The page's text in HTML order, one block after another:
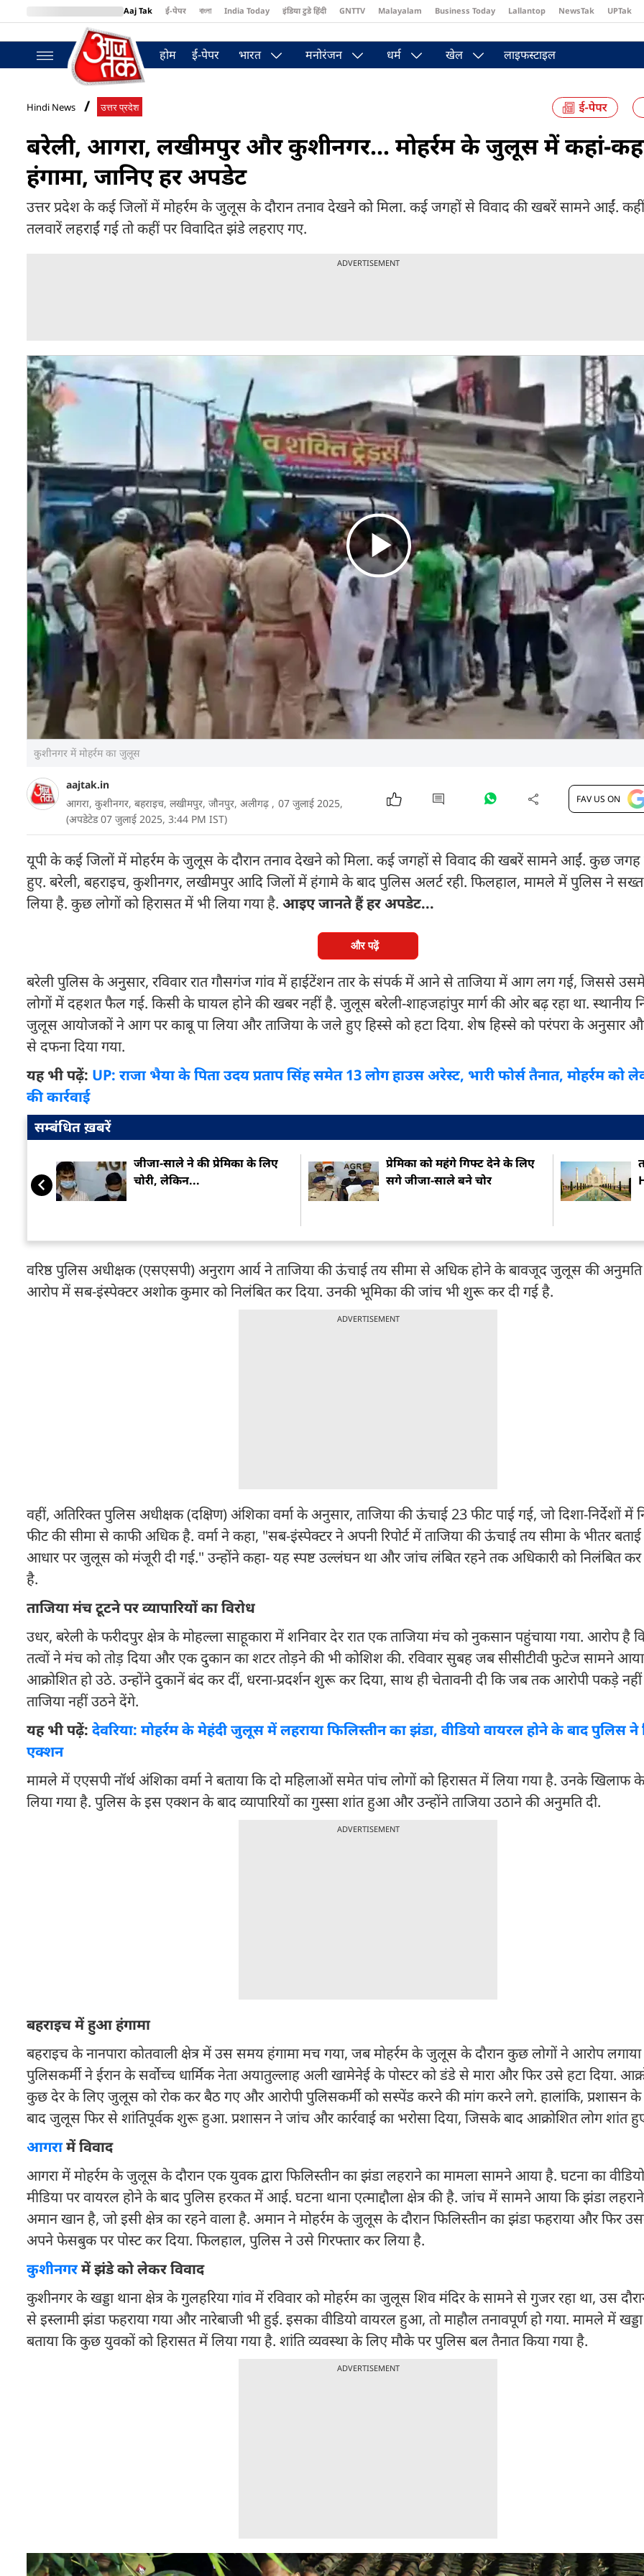
Aaj Tak ई-पेपर বাংলা India Today इंडिया टुडे हिंदी GNTTV Malayalam Business Today Lallantop NewsTak UPTak
BT Bazaar
होम ई-पेपर भारत मनोरंजन धर्म खेल लाइफस्टाइल
Hindi News उत्तर प्रदेश
बरेली, आगरा, लखीमपुर और कुशीनगर... मोहर्रम के जुलूस में कहां-
हंगामा, जानिए हर अपडेट
उत्तर प्रदेश के कई जिलों में मोहर्रम के जुलूस के दौरान तनाव देखने को मिला. कई जगहों से विवाद की खबरें सामने आईं.
तलवारें लहराईं गई तो कहीं पर विवादित झंडे लहराए गए.
ADVERTISEMENT
कुशीनगर में मोहर्रम का जुलूस
aajtak.in
आगरा, कुशीनगर, बहराइच, लखीमपुर, जौनपुर, अलीगढ़ , 07 जुलाई 2025,
(अपडेटेड 07 जुलाई 2025, 3:44 PM IST)
FAV US ON
यूपी के कई जिलों में मोहर्रम के जुलूस के दौरान तनाव देखने को मिला. कई जगहों से विवाद की खबरें सामने आईं. कुछ जगह
हुए. बरेली, बहराइच, कुशीनगर, लखीमपुर आदि जिलों में हंगामे के बाद पुलिस अलर्ट रही. फिलहाल, मामले में पुलिस ने
लिया है. कुछ लोगों को हिरासत में भी लिया गया है. आइए जानते हैं हर अपडेट...
और पढ़ें
बरेली पुलिस के अनुसार, रविवार रात गौसगंज गांव में हाईटेंशन तार के संपर्क में आने से ताजिया में आग लग गई, जिससे
लोगों में दहशत फैल गई. किसी के घायल होने की खबर नहीं है. जुलूस बरेली-शाहजहांपुर मार्ग की ओर बढ़ रहा था. स्थानीय
जुलूस आयोजकों ने आग पर काबू पा लिया और ताजिया के जले हुए हिस्से को हटा दिया. शेष हिस्से को परंपरा के अनुसार
से दफना दिया गया.
यह भी पढ़ें: UP: राजा भैया के पिता उदय प्रताप सिंह समेत 13 लोग हाउस अरेस्ट, भारी फोर्स तैनात, मोहर्रम को
की कार्रवाई
सम्बंधित ख़बरें
जीजा-साले ने की प्रेमिका के लिए
चोरी, लेकिन...
प्रेमिका को महंगे गिफ्ट देने के लिए
सगे जीजा-साले बने चोर
वरिष्ठ पुलिस अधीक्षक (एसएसपी) अनुराग आर्य ने ताजिया की ऊंचाई तय सीमा से अधिक होने के बावजूद जुलूस की
आरोप में सब-इंस्पेक्टर अशोक कुमार को निलंबित कर दिया. उनकी भूमिका की जांच भी शुरू कर दी गई है.
ADVERTISEMENT
वहीं, अतिरिक्त पुलिस अधीक्षक (दक्षिण) अंशिका वर्मा के अनुसार, ताजिया की ऊंचाई 23 फीट पाई गई, जो दिशा-निर्देशों में
फीट की सीमा से काफी अधिक है. वर्मा ने कहा, "सब-इंस्पेक्टर ने अपनी रिपोर्ट में ताजिया की ऊंचाई तय सीमा के भीतर
आधार पर जुलूस को मंजूरी दी गई." उन्होंने कहा- यह स्पष्ट उल्लंघन था और जांच लंबित रहने तक अधिकारी को निलंबित कर
है.
ताजिया मंच टूटने पर व्यापारियों का विरोध
उधर, बरेली के फरीदपुर क्षेत्र के मोहल्ला साहूकारा में शनिवार देर रात एक ताजिया मंच को नुकसान पहुंचाया गया. आरोप है
तत्वों ने मंच को तोड़ दिया और एक दुकान का शटर तोड़ने की भी कोशिश की. रविवार सुबह जब सीसीटीवी फुटेज सामने आया
आक्रोशित हो उठे. उन्होंने दुकानें बंद कर दीं, धरना-प्रदर्शन शुरू कर दिया, साथ ही चेतावनी दी कि जब तक आरोपी पकड़े
ताजिया नहीं उठने देंगे.
यह भी पढ़ें: देवरिया: मोहर्रम के मेहंदी जुलूस में लहराया फिलिस्तीन का झंडा, वीडियो वायरल होने के बाद पुलिस ने
एक्शन
मामले में एएसपी नॉर्थ अंशिका वर्मा ने बताया कि दो महिलाओं समेत पांच लोगों को हिरासत में लिया गया है. उनके खिलाफ
लिया गया है. पुलिस के इस एक्शन के बाद व्यापारियों का गुस्सा शांत हुआ और उन्होंने ताजिया उठाने की अनुमति दी.
ADVERTISEMENT
बहराइच में हुआ हंगामा
बहराइच के नानपारा कोतवाली क्षेत्र में उस समय हंगामा मच गया, जब मोहर्रम के जुलूस के दौरान कुछ लोगों ने आरोप
पुलिसकर्मी ने ईरान के सर्वोच्च धार्मिक नेता अयातुल्लाह अली खामेनेई के पोस्टर को डंडे से मारा और फिर उसे हटा दिया.
कुछ देर के लिए जुलूस को रोक कर बैठ गए और आरोपी पुलिसकर्मी को सस्पेंड करने की मांग करने लगे. हालांकि, प्रशासन के
बाद जुलूस फिर से शांतिपूर्वक शुरू हुआ. प्रशासन ने जांच और कार्रवाई का भरोसा दिया, जिसके बाद आक्रोशित लोग शांत
आगरामें विवाद
आगरा में मोहर्रम के जुलूस के दौरान एक युवक द्वारा फिलिस्तीन का झंडा लहराने का मामला सामने आया है. घटना का
मीडिया पर वायरल होने के बाद पुलिस हरकत में आई. घटना थाना एत्माद्दौला क्षेत्र की है. जांच में सामने आया कि झंडा
अमान खान है, जो इसी क्षेत्र का रहने वाला है. अमान ने मोहर्रम के जुलूस के दौरान फिलिस्तीन का झंडा फहराया और फिर
अपने फेसबुक पर पोस्ट कर दिया. फिलहाल, पुलिस ने उसे गिरफ्तार कर लिया है.
कुशीनगरमें झंडे को लेकर विवाद
कुशीनगर के खड्डा थाना क्षेत्र के गुलहरिया गांव में रविवार को मोहर्रम का जुलूस शिव मंदिर के सामने से गुजर रहा था, उस
से इस्लामी झंडा फहराया गया और नारेबाजी भी हुई. इसका वीडियो वायरल हुआ, तो माहौल तनावपूर्ण हो गया. मामले में खड्डा
बताया कि कुछ युवकों को हिरासत में लिया गया है. शांति व्यवस्था के लिए मौके पर पुलिस बल तैनात किया गया है.
ADVERTISEMENT